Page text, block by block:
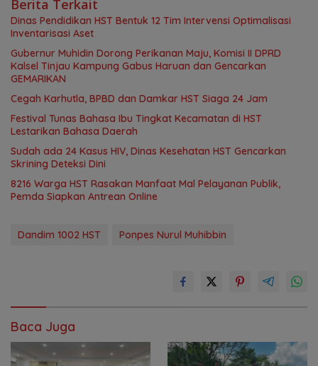
Berita Terkait
Dinas Pendidikan HST Bentuk 12 Tim Intervensi Optimalisasi
Inventarisasi Aset
Gubernur Muhidin Dorong Perikanan Maju, Komisi II DPRD
Kalsel Tinjau Kampung Gabus Haruan dan Gencarkan
GEMARIKAN
Cegah Karhutla, BPBD dan Damkar HST Siaga 24 Jam
Festival Tunas Bahasa Ibu Tingkat Kecamatan di HST
Lestarikan Bahasa Daerah
Sudah ada 24 Kasus HIV, Dinas Kesehatan HST Gencarkan
Skrining Deteksi Dini
8216 Warga HST Rasakan Manfaat Mal Pelayanan Publik,
Pemda Siapkan Antrean Online
Dandim 1002 HST Ponpes Nurul Muhibbin
Baca Juga